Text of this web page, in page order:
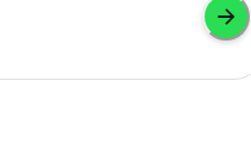
considérable sur
une procédure